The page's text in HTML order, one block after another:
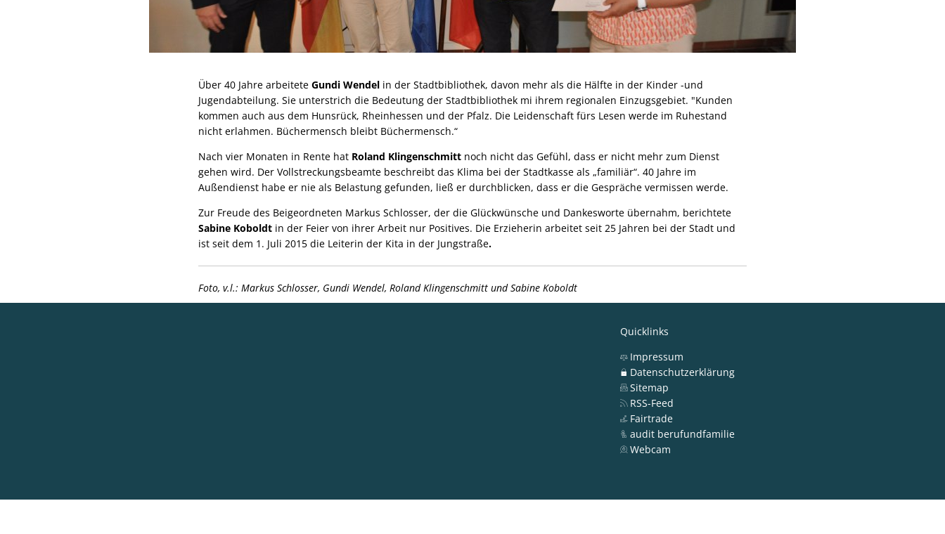
Über 40 Jahre arbeitete Gundi Wendel in der Stadtbibliothek, davon mehr als die Hälfte in der Kinder -und
Jugendabteilung. Sie unterstrich die Bedeutung der Stadtbibliothek mi ihrem regionalen Einzugsgebiet. "Kunden
kommen auch aus dem Hunsrück, Rheinhessen und der Pfalz. Die Leidenschaft fürs Lesen werde im Ruhestand
nicht erlahmen. Büchermensch bleibt Büchermensch.“
Nach vier Monaten in Rente hat Roland Klingenschmitt noch nicht das Gefühl, dass er nicht mehr zum Dienst
gehen wird. Der Vollstreckungsbeamte beschreibt das Klima bei der Stadtkasse als „familiär“. 40 Jahre im
Außendienst habe er nie als Belastung gefunden, ließ er durchblicken, dass er die Gespräche vermissen werde.
Zur Freude des Beigeordneten Markus Schlosser, der die Glückwünsche und Dankesworte übernahm, berichtete
Sabine Koboldt in der Feier von ihrer Arbeit nur Positives. Die Erzieherin arbeitet seit 25 Jahren bei der Stadt und
ist seit dem 1. Juli 2015 die Leiterin der Kita in der Jungstraße.
Foto, v.l.: Markus Schlosser, Gundi Wendel, Roland Klingenschmitt und Sabine Koboldt
Quicklinks
Impressum
Datenschutzerklärung
Sitemap
RSS-Feed
Fairtrade
audit berufundfamilie
Webcam